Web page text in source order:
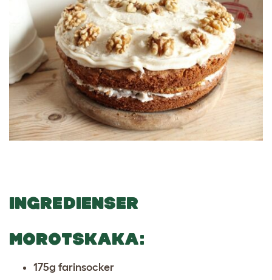
INGREDIENSER
MOROTSKAKA:
175g farinsocker